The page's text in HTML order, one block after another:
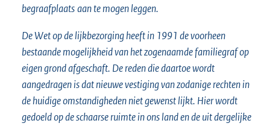
begraafplaatsaan te mogen leggen.
De Wet op de lijkbezorging heeft in 1991 de voorheen
bestaande mogelijkheid van het zogenaamde familiegraf op
eigen grond afgeschaft. De reden die daartoe wordt
aangedragen is dat nieuwe vestiging van zodanige rechten in
de huidige omstandigheden niet gewenst lijkt. Hier wordt
gedoeld op de schaarse ruimte in ons land en de uit dergelijke